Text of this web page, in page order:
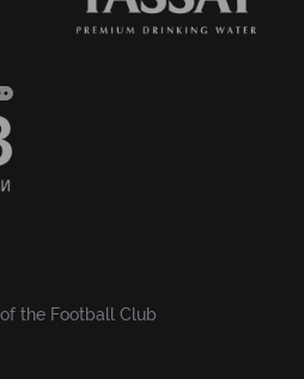
the Football Club